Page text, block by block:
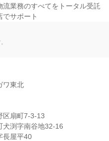
流業務のすべてをトータル受託
でサポート
ワ東北
区扇町7-3-13
犬渕字南谷地32-16
長屋平40